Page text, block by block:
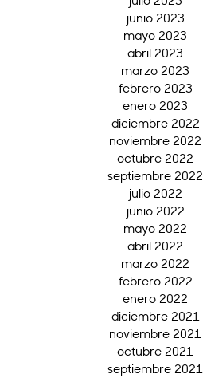
junio 2023
mayo 2023
abril 2023
marzo 2023
febrero 2023
enero 2023
diciembre 2022
noviembre 2022
octubre 2022
septiembre 2022
julio 2022
junio 2022
mayo 2022
abril 2022
marzo 2022
febrero 2022
enero 2022
diciembre 2021
noviembre 2021
octubre 2021
septiembre 2021